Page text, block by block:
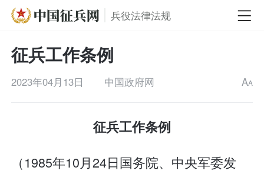
兵役法律法规
征兵工作条例
2023年04月13日 中国政府网 AA
征兵工作条例
（1985年10月24日国务院、中央军委发